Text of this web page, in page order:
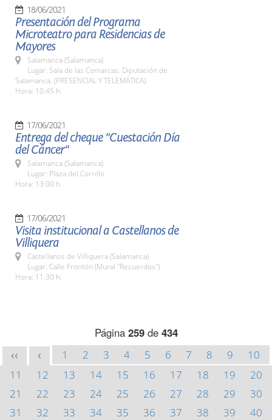
18/06/2021
Presentación del Programa
Microteatro para Residencias de
Mayores
Salamanca (Salamanca)
Lugar: Sala de las Comarcas. Diputación de
Salamanca. (PRESENCIAL Y TELEMÁTICA)
Hora: 10:45 h.
17/06/2021
Entrega del cheque "Cuestación Día
del Cáncer"
Salamanca (Salamanca)
Lugar: Plaza del Corrillo
Hora: 13:00 h.
17/06/2021
Visita institucional a Castellanos de
Villiquera
Castellanos de Villiquera (Salamanca)
Lugar: Calle Frontón (Mural "Recuerdos")
Hora: 11:30 h.
Página 259de 434
<< < 1 2 3 4 5 6 7 8 9
10
11
12 13 14 15 16 17 18 19
20
21
22 23 24 25 26 27 28 29
30
31
32 33 34 35 36 37 38 39
40